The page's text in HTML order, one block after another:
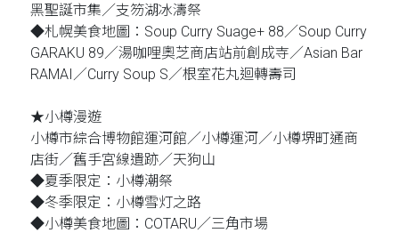
黑聖誕市集／支笏湖冰濤祭
◆札幌美食地圖：Soup Curry Suage+ 88／Soup Curry
GARAKU 89／湯咖哩奧芝商店站前創成寺／Asian Bar
RAMAI／Curry Soup S／根室花丸迴轉壽司
★小樽漫遊
小樽市綜合博物館運河館／小樽運河／小樽堺町通商
店街／舊手宮線遺跡／天狗山
◆夏季限定：小樽潮祭
◆冬季限定：小樽雪灯之路
◆小樽美食地圖：COTARU／三角市場